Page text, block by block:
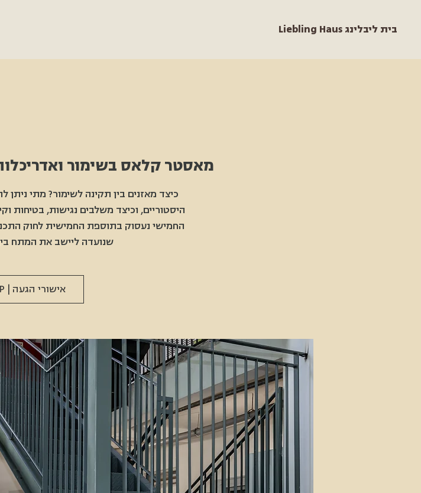
Liebling Haus בית ליבלינג
מאסטר קלאס בשימור ואדריכלות 05: התוספת
כיצד מאזנים בין תקינה לשימור? מתי
היסטוריים, וכיצד משלבים נגישות, בטיחות
החמישי נעסוק בתוספת החמישית לחוק
שנועדה ליישב את המתח
אישורי הגעה | RSVP